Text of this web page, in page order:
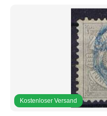
Kostenloser Versand